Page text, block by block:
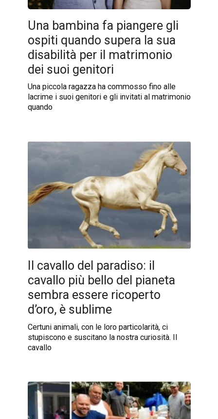
Una bambina fa piangere gli
ospiti quando supera la sua
disabilità per il matrimonio
dei suoi genitori
Una piccola ragazza ha commosso fino alle
lacrime i suoi genitori e gli invitati al matrimonio
quando
Il cavallo del paradiso: il
cavallo più bello del pianeta
sembra essere ricoperto
d’oro, è sublime
Certuni animali, con le loro particolarità, ci
stupiscono e suscitano la nostra curiosità. Il
cavallo